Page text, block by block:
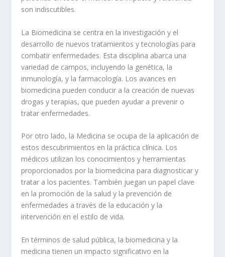
son indiscutibles.
La Biomedicina se centra en la investigación y el
desarrollo de nuevos tratamientos y tecnologías para
combatir enfermedades. Esta disciplina abarca una
variedad de campos, incluyendo la genética, la
inmunología, y la farmacología. Los avances en
biomedicina pueden conducir a la creación de nuevas
drogas y terapias, que pueden ayudar a prevenir o
tratar enfermedades.
Por otro lado, la Medicina se ocupa de la aplicación de
estos descubrimientos en la práctica clínica. Los
médicos utilizan los conocimientos y herramientas
proporcionados por la biomedicina para diagnosticar y
tratar a los pacientes. También juegan un papel clave
en la promoción de la salud y la prevención de
enfermedades a través de la educación y la
intervención en el estilo de vida.
En términos de salud pública, la biomedicina y la
medicina tienen un impacto significativo en la